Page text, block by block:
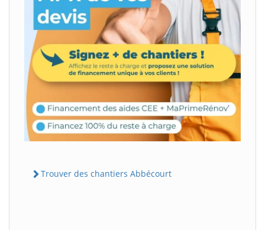
Trouver des chantiers Abbécourt